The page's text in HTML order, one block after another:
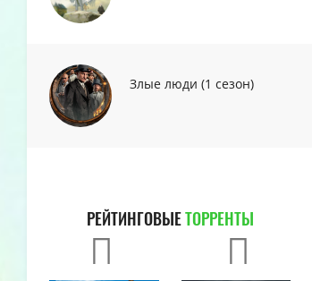
Злые люди (1 сезон)
РЕЙТИНГОВЫЕТОРРЕНТЫ